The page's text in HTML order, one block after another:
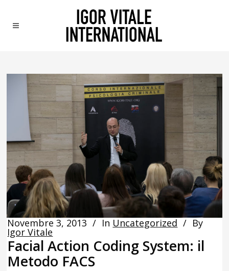
Novembre 3, 2013 In Uncategorized By
Igor Vitale
Facial Action Coding System: il
Metodo FACS